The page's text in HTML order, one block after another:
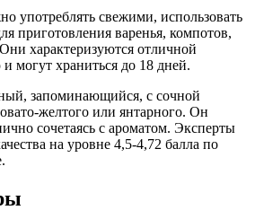
употреблять свежими, использовать
приготовления варенья, компотов,
характеризуются отличной
могут храниться до 18 дней.
запоминающийся, с сочной
желтого или янтарного. Он
сочетаясь с ароматом. Эксперты
на уровне 4,5-4,72 балла по